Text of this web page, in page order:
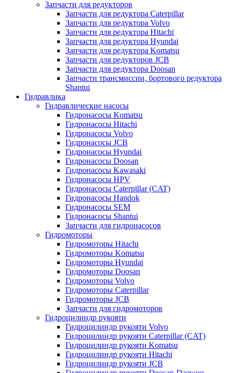
Запчасти для редукторов
Запчасти для редуктора Caterpillar
Запчасти для редуктора Volvo
Запчасти для редуктора Hitachi
Запчасти для редуктора Hyundai
Запчасти для редуктора Komatsu
Запчасти для редукторов JCB
Запчасти для редуктора Doosan
Запчасти трансмиссии, бортового редуктора
Shantui
Гидравлика
Гидравлические насосы
Гидронасосы Komatsu
Гидронасосы Hitachi
Гидронасосы Volvo
Гидронасосы JCB
Гидронасосы Hyundai
Гидронасосы Doosan
Гидронасосы Kawasaki
Гидронасосы HPV
Гидронасосы Caterpillar (CAT)
Гидронасосы Handok
Гидронасосы SEM
Гидронасосы Shantui
Запчасти для гидронасосов
Гидромоторы
Гидромоторы Hitachi
Гидромоторы Komatsu
Гидромоторы Hyundai
Гидромоторы Doosan
Гидромоторы Volvo
Гидромоторы Caterpillar
Гидромоторы JCB
Запчасти для гидромоторов
Гидроцилиндр рукояти
Гидроцилиндр рукояти Volvo
Гидроцилиндр рукояти Caterpillar (CAT)
Гидроцилиндр рукояти Komatsu
Гидроцилиндр рукояти Hitachi
Гидроцилиндр рукояти JCB